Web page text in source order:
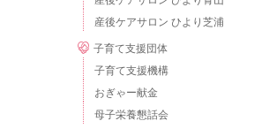
産後ケアサロン ひより芝浦
子育て支援団体
子育て支援機構
おぎゃー献金
母子栄養懇話会